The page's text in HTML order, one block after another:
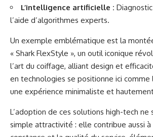
L’intelligence artificielle :
l’aide d’algorithmes experts.
Un exemple emblématique est la
« Shark FlexStyle », un outil iconique
l’art du coiffage, alliant design et
en technologies se positionne ici
une expérience minimaliste et
L’adoption de ces solutions high-tech ne
simple attractivité : elle contribue aussi